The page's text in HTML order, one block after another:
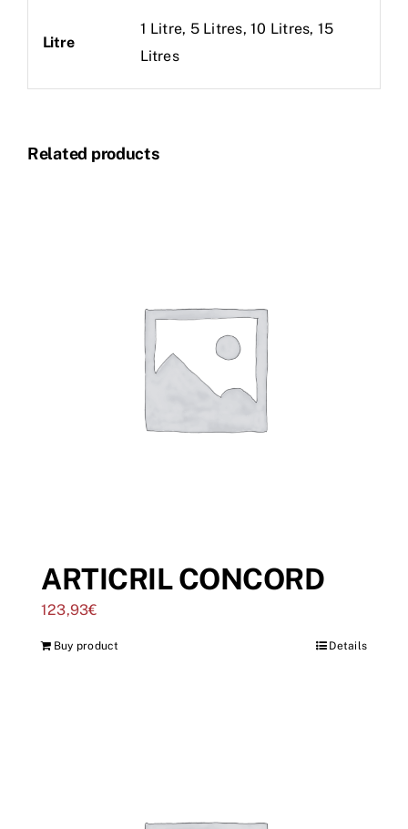
Litre
1 Litre, 5 Litres, 10 Litres, 15
Litres
Related products
ARTICRIL CONCORD
123,93€
Buy product Details